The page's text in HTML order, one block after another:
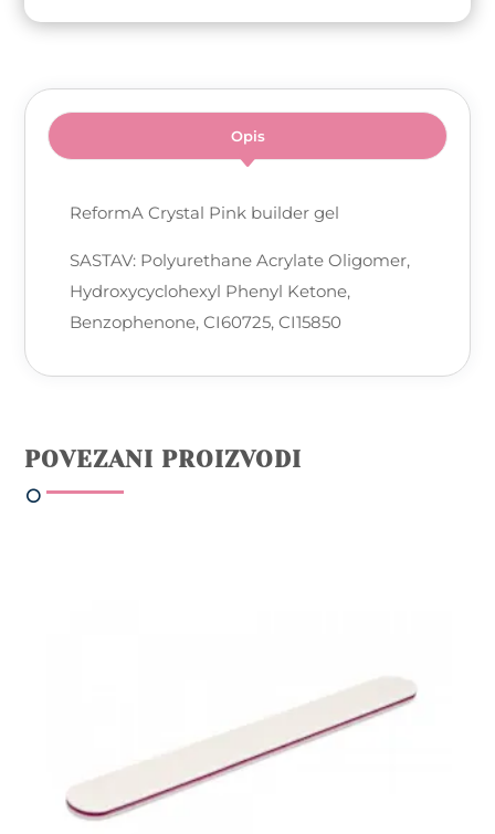
Opis
ReformA Crystal Pink builder gel
SASTAV: Polyurethane Acrylate Oligomer,
Hydroxycyclohexyl Phenyl Ketone,
Benzophenone, CI60725, CI15850
POVEZANI PROIZVODI